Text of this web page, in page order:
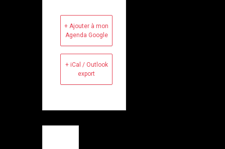
+ Ajouter à mon
Agenda Google
+ iCal / Outlook
export